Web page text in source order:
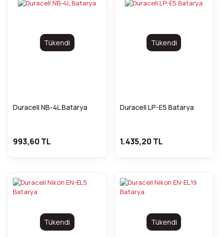
Tükendi
Duracell NB-4L Batarya
993,60 TL
Tükendi
Duracell LP-E5 Batarya
1.435,20 TL
Tükendi Tükendi